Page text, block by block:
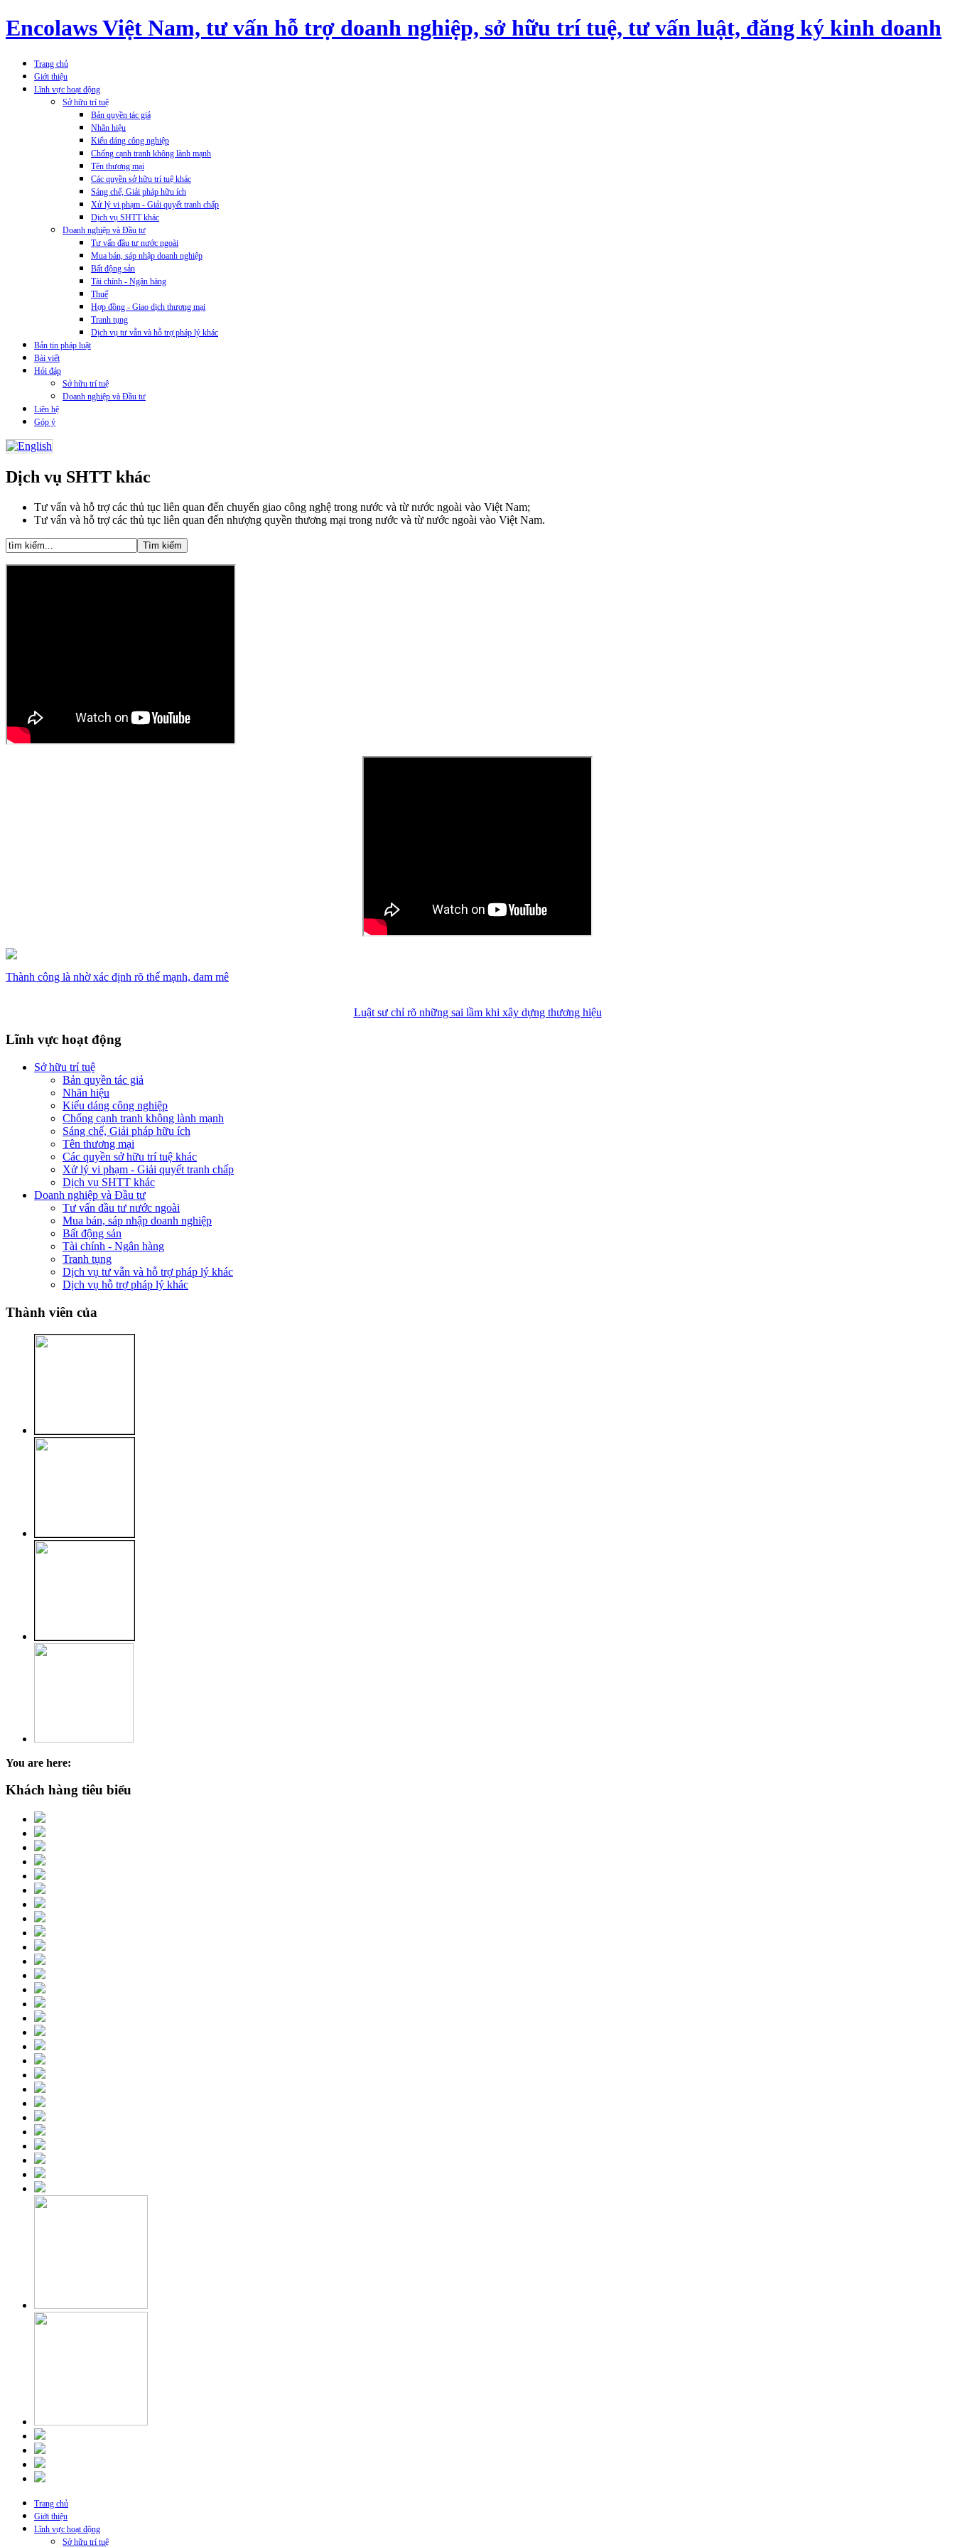
Encolaws Việt Nam, tư vấn hỗ trợ doanh nghiệp, sở hữu trí tuệ, tư vấn luật, đăng ký kinh doanh
Trang chủ
Giới thiệu
Lĩnh vực hoạt động
Sở hữu trí tuệ
Bản quyền tác giả
Nhãn hiệu
Kiểu dáng công nghiệp
Chống cạnh tranh không lành mạnh
Tên thương mại
Các quyền sở hữu trí tuệ khác
Sáng chế, Giải pháp hữu ích
Xử lý vi phạm - Giải quyết tranh chấp
Dịch vụ SHTT khác
Doanh nghiệp và Đầu tư
Tư vấn đầu tư nước ngoài
Mua bán, sáp nhập doanh nghiệp
Bất động sản
Tài chính - Ngân hàng
Thuế
Hợp đồng - Giao dịch thương mại
Tranh tụng
Dịch vụ tư vẫn và hỗ trợ pháp lý khác
Bản tin pháp luật
Bài viết
Hỏi đáp
Sở hữu trí tuệ
Doanh nghiệp và Đầu tư
Liên hệ
Góp ý
Dịch vụ SHTT khác
Tư vấn và hỗ trợ các thủ tục liên quan đến chuyển giao công nghệ trong nước và từ nước ngoài vào Việt Nam;
Tư vấn và hỗ trợ các thủ tục liên quan đến nhượng quyền thương mại trong nước và từ nước ngoài vào Việt Nam.
Thành công là nhờ xác định rõ thế mạnh, đam mê
Luật sư chỉ rõ những sai lầm khi xây dựng thương hiệu
Lĩnh vực hoạt động
Sở hữu trí tuệ
Bản quyền tác giả
Nhãn hiệu
Kiểu dáng công nghiệp
Chống cạnh tranh không lành mạnh
Sáng chế, Giải pháp hữu ích
Tên thương mại
Các quyền sở hữu trí tuệ khác
Xử lý vi phạm - Giải quyết tranh chấp
Dịch vụ SHTT khác
Doanh nghiệp và Đầu tư
Tư vấn đầu tư nước ngoài
Mua bán, sáp nhập doanh nghiệp
Bất động sản
Tài chính - Ngân hàng
Tranh tụng
Dịch vụ tư vẫn và hỗ trợ pháp lý khác
Dịch vụ hỗ trợ pháp lý khác
Thành viên của
You are here:
Khách hàng tiêu biểu
Trang chủ
Giới thiệu
Lĩnh vực hoạt động
Sở hữu trí tuệ